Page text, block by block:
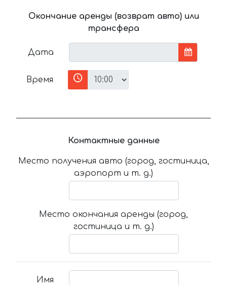
Окончание аренды (возврат авто) или
трансфера
Дата
Время
Контактные данные
Место получения авто (город, гостиница,
аэропорт и т. д.)
Место окончания аренды (город,
гостиница и т. д.)
Имя